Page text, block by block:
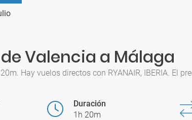
Valencia a Málaga
Hay vuelos directos con RYANAIR, IBERIA. El
Duración
1h 20m